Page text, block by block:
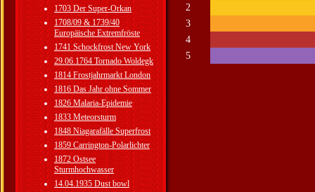
1703 Der Super-Orkan
1708/09 & 1739/40
Europäische Extremfröste
1741 Schockfrost New York
29.06.1764 Tornado Woldegk
1814 Frostjahrmarkt London
1816 Das Jahr ohne Sommer
1826 Malaria-Epidemie
1833 Meteorsturm
1848 Niagarafälle Superfrost
1859 Carrington-Polarlichter
1872 Ostsee
Sturmhochwasser
14.04.1935 Dust bowl
2
3
4
5